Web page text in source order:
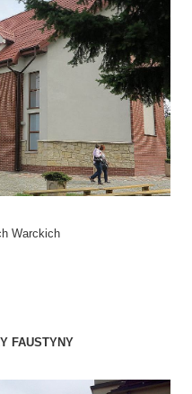
Warckich
FAUSTYNY